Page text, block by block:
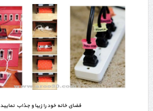
فضای خانه خود را زیبا و جذاب نمایید